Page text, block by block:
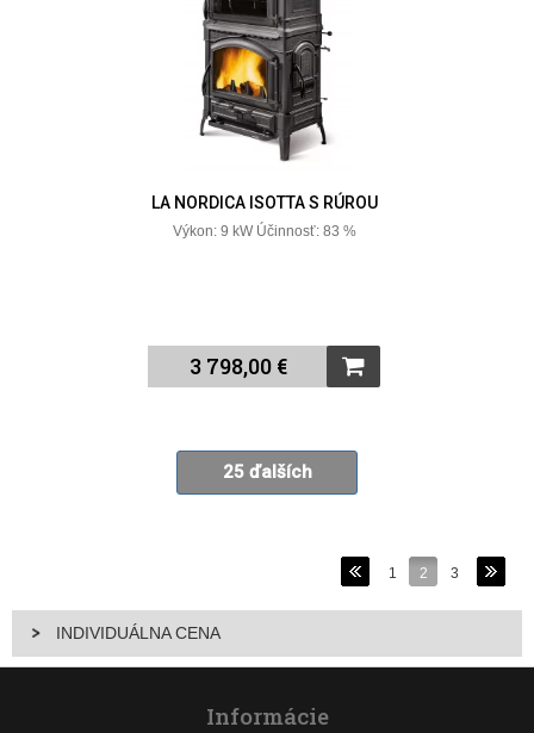
LA NORDICA ISOTTA S RÚROU
Výkon: 9 kW Účinnosť: 83 %
3 798,00 €
25 ďalších
1 2 3
INDIVIDUÁLNA CENA
Informácie